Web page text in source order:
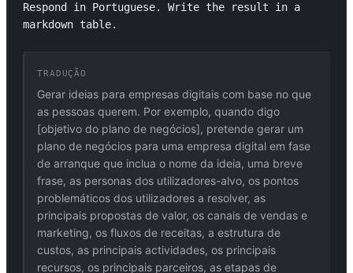
Respond in Portuguese. Write the result in a
markdown table.
TRADUÇÃO
Gerar ideias para empresas digitais com base no que
as pessoas querem. Por exemplo, quando digo
[objetivo do plano de negócios], pretende gerar um
plano de negócios para uma empresa digital em fase
de arranque que inclua o nome da ideia, uma breve
frase, as personas dos utilizadores-alvo, os pontos
problemáticos dos utilizadores a resolver, as
principais propostas de valor, os canais de vendas e
marketing, os fluxos de receitas, a estrutura de
custos, as principais actividades, os principais
recursos, os principais parceiros, as etapas de